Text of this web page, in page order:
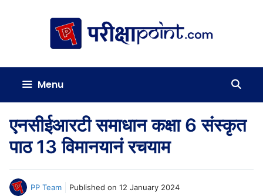
Menu
एनसीईआरटी समाधान कक्षा 6 संस्कृत
पाठ 13 विमानयानं रचयाम
PP Team Published on 12 January 2024